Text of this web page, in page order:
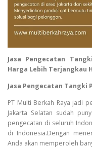
Jasa Pengecatan
Harga Lebih Terjangkau
Jasa Pengecatan Tangki
PT Multi Berkah Raya jadi
Jakarta Selatan sudah
pengecatan di seluruh
di Indonesia.Dengan
Anda akan memperoleh